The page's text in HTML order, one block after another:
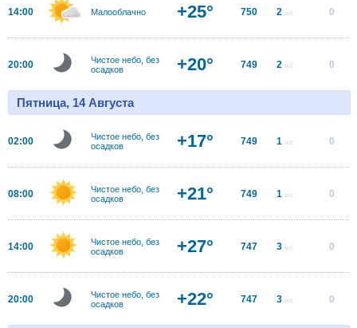
14:00 Малооблачно +25° 750 2 м/с 0
20:00
Чистое небо, без
осадков
+20° 749 2 м/с 0
Пятница, 14 Августа
02:00
Чистое небо, без
осадков
+17° 749 1 м/с 0
08:00
Чистое небо, без
осадков
+21° 749 1 м/с 0
14:00
Чистое небо, без
осадков
+27° 747 3 м/с 0
20:00
Чистое небо, без
осадков
+22° 747 3 м/с 0